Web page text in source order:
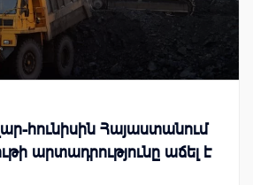
հունիսին Հայաստանում
արտադրությունը աճել է